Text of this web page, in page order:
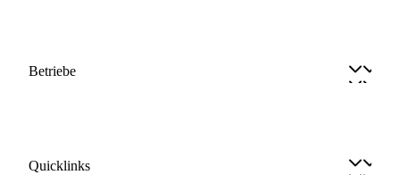
Betriebe
Quicklinks